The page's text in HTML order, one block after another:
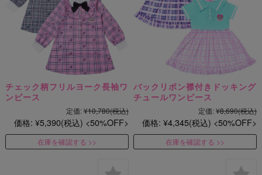
チェック柄フリルヨーク長袖ワ
ンピース
定価:¥10,780(税込)
価格: ¥5,390(税込) 50%OFF
在庫を確認する
バックリボン襟付きドッキング
チュールワンピース
定価:¥8,690(税込)
価格: ¥4,345(税込) 50%OFF
在庫を確認する